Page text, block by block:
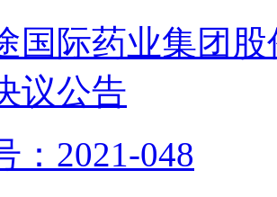
国际药业集团
议公告
：2021-048